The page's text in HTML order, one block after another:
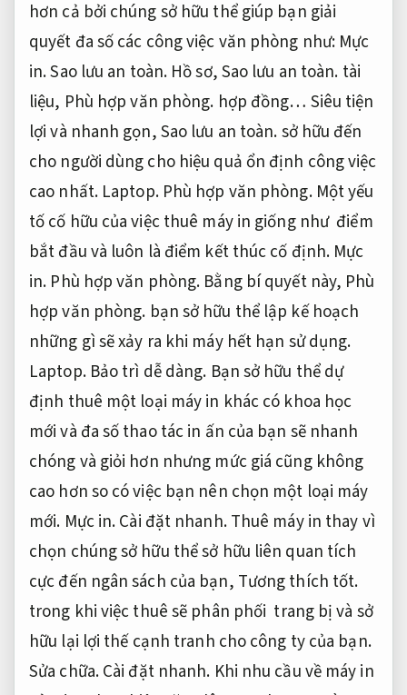
hơn cả bởi chúng sở hữu thể giúp bạn giải
quyết đa số các công việc văn phòng như: Mực
in.Sao lưu an toàn. Hồ sơ,Sao lưu an toàn. tài
liệu, Phù hợp văn phòng. hợp đồng… Siêu tiện
lợi và nhanh gọn,Sao lưu an toàn.sở hữu đến
cho người dùng cho hiệu quả ổn định công việc
cao nhất. Laptop. Phù hợp văn phòng.Một yếu
tố cố hữu của việc thuê máy in giống như điểm
bắt đầu và luôn là điểm kết thúc cố định. Mực
in. Phù hợp văn phòng. Bằng bí quyết này, Phù
hợp văn phòng. bạn sở hữu thể lập kế hoạch
những gì sẽ xảy ra khi máy hết hạn sử dụng.
Laptop. Bảo trì dễ dàng. Bạn sở hữu thể dự
định thuê một loại máy in khác có khoa học
mới và đa số thao tác in ấn của bạn sẽ nhanh
chóng và giỏi hơn nhưng mức giá cũng không
cao hơn so có việc bạn nên chọn một loại máy
mới. Mực in.Cài đặt nhanh.Thuê máy in thay vì
chọn chúng sở hữu thể sở hữu liên quan tích
cực đến ngân sách của bạn, Tương thích tốt.
trong khi việc thuê sẽ phân phối trang bị và sở
hữu lại lợi thế cạnh tranh cho công ty của bạn.
Sửa chữa.Cài đặt nhanh. Khi nhu cầu về máy in